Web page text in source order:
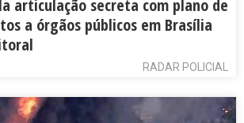
articulação secreta com plano de
a órgãos públicos em Brasília
RADAR POLICIAL